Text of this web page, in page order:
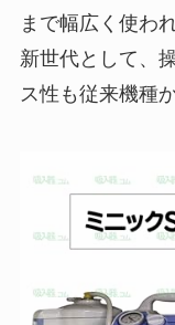
まで幅広く使わ
新世代として、
ス性も従来機種